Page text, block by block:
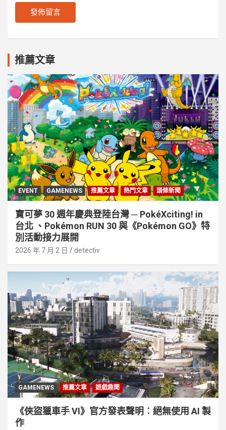
推薦文章
EVENT GAMENEWS 推薦文章 熱門文章 頭條新聞
寶可夢 30 週年慶典登陸台灣 ─ PokéXciting! in
台北 、Pokémon RUN 30 與《Pokémon GO》特
別活動接⼒展開
2026 年 7 月 2 日 detectiv
GAMENEWS 推薦文章 遊戲趣聞
《俠盜獵車手 VI》官方發表聲明︰絕無使用 AI 製
作